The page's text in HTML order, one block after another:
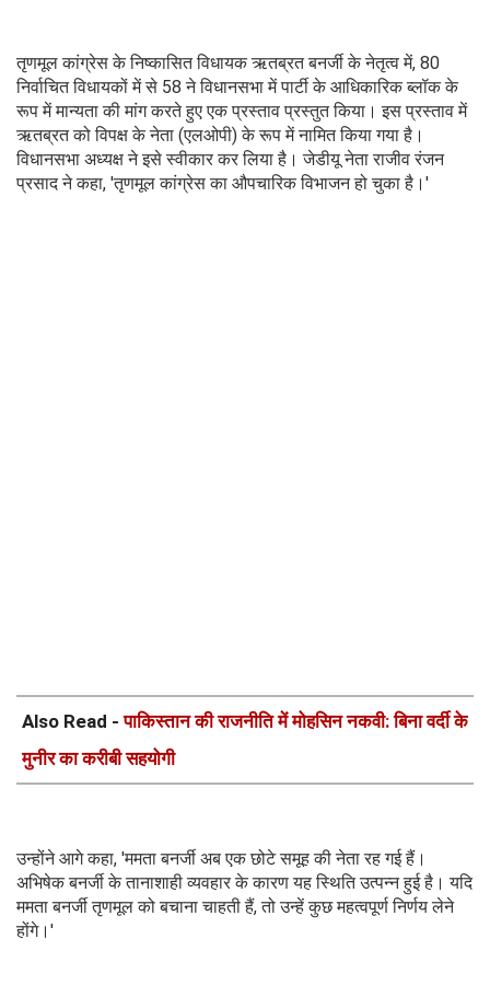
तृणमूल कांग्रेस के निष्कासित विधायक ऋतब्रत बनर्जी के नेतृत्व में, 80
निर्वाचित विधायकों में से 58 ने विधानसभा में पार्टी के आधिकारिक ब्लॉक के
रूप में मान्यता की मांग करते हुए एक प्रस्ताव प्रस्तुत किया। इस प्रस्ताव में
ऋतब्रत को विपक्ष के नेता (एलओपी) के रूप में नामित किया गया है।
विधानसभा अध्यक्ष ने इसे स्वीकार कर लिया है। जेडीयू नेता राजीव रंजन
प्रसाद ने कहा, 'तृणमूल कांग्रेस का औपचारिक विभाजन हो चुका है।'
Also Read -पाकिस्तान की राजनीति में मोहसिन नकवी: बिना वर्दी के
मुनीर का करीबी सहयोगी
उन्होंने आगे कहा, 'ममता बनर्जी अब एक छोटे समूह की नेता रह गई हैं।
अभिषेक बनर्जी के तानाशाही व्यवहार के कारण यह स्थिति उत्पन्न हुई है। यदि
ममता बनर्जी तृणमूल को बचाना चाहती हैं, तो उन्हें कुछ महत्वपूर्ण निर्णय लेने
होंगे।'